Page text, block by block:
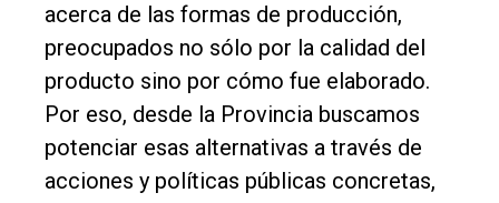
Edición
Empresa
Nosotros
Contacto
acerca de las formas de producción,
preocupados no sólo por la calidad del
producto sino por cómo fue elaborado.
Por eso, desde la Provincia buscamos
potenciar esas alternativas a través de
acciones y políticas públicas concretas,